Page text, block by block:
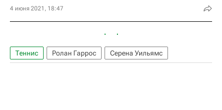
4 июня 2021, 18:47
Теннис Ролан Гаррос Серена Уильямс